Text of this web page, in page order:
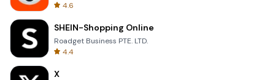
4.6
SHEIN-Shopping Online
Roadget Business PTE. LTD.
4.4
X